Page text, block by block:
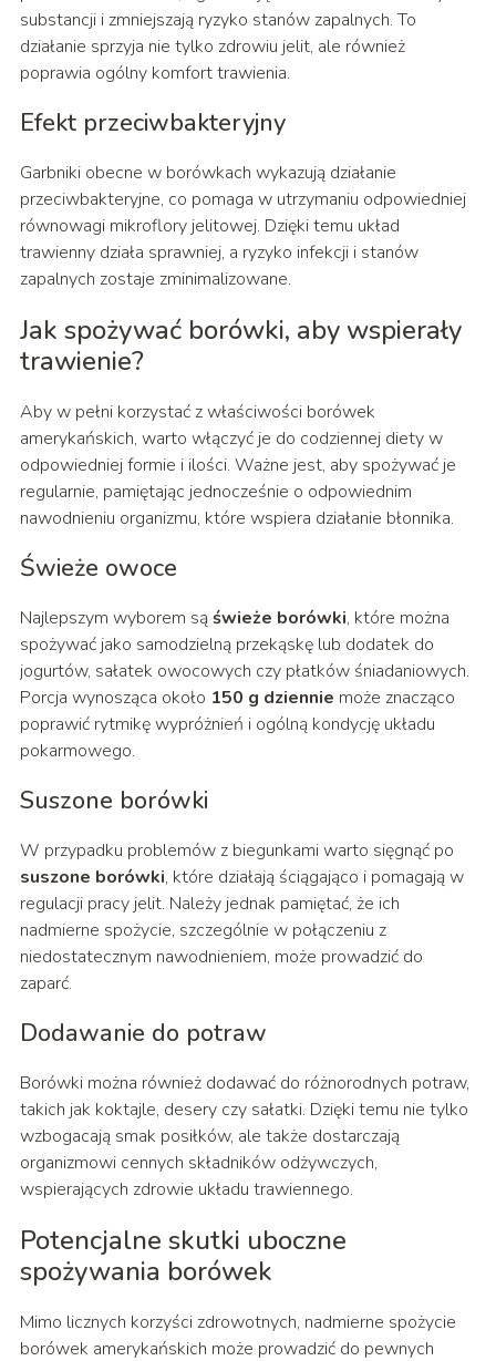
substancji i zmniejszają ryzyko stanów zapalnych. To
działanie sprzyja nie tylko zdrowiu jelit, ale również
poprawia ogólny komfort trawienia.
Efekt przeciwbakteryjny
Garbniki obecne w borówkach wykazują działanie
przeciwbakteryjne, co pomaga w utrzymaniu odpowiedniej
równowagi mikroflory jelitowej. Dzięki temu układ
trawienny działa sprawniej, a ryzyko infekcji i stanów
zapalnych zostaje zminimalizowane.
Jak spożywać borówki, aby wspierały
trawienie?
Aby w pełni korzystać z właściwości borówek
amerykańskich, warto włączyć je do codziennej diety w
odpowiedniej formie i ilości. Ważne jest, aby spożywać je
regularnie, pamiętając jednocześnie o odpowiednim
nawodnieniu organizmu, które wspiera działanie błonnika.
Świeże owoce
Najlepszym wyborem są świeże borówki, które można
spożywać jako samodzielną przekąskę lub dodatek do
jogurtów, sałatek owocowych czy płatków śniadaniowych.
Porcja wynosząca około 150 g dziennie może znacząco
poprawić rytmikę wypróżnień i ogólną kondycję układu
pokarmowego.
Suszone borówki
W przypadku problemów z biegunkami warto sięgnąć po
suszone borówki, które działają ściągająco i pomagają w
regulacji pracy jelit. Należy jednak pamiętać, że ich
nadmierne spożycie, szczególnie w połączeniu z
niedostatecznym nawodnieniem, może prowadzić do
zaparć.
Dodawanie do potraw
Borówki można również dodawać do różnorodnych potraw,
takich jak koktajle, desery czy sałatki. Dzięki temu nie tylko
wzbogacają smak posiłków, ale także dostarczają
organizmowi cennych składników odżywczych,
wspierających zdrowie układu trawiennego.
Potencjalne skutki uboczne
spożywania borówek
Mimo licznych korzyści zdrowotnych, nadmierne spożycie
borówek amerykańskich może prowadzić do pewnych